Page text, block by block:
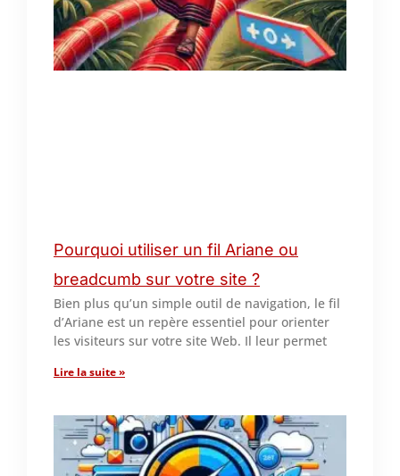
Pourquoi utiliser un fil Ariane ou
breadcumb sur votre site ?
Bien plus qu’un simple outil de navigation, le fil
d’Ariane est un repère essentiel pour orienter
les visiteurs sur votre site Web. Il leur permet
Lire la suite »